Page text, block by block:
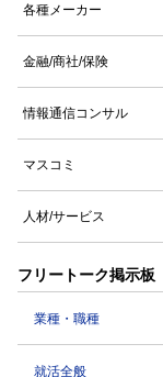
各種メーカー
金融/商社/保険
情報通信コンサル
マスコミ
人材/サービス
フリートーク掲示板
業種・職種
就活全般